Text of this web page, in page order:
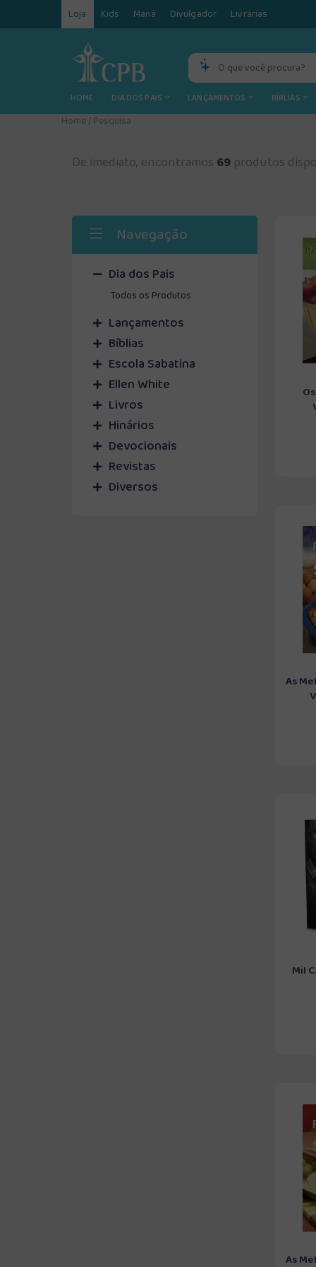
Loja Kids Maná Divulgador Livrarias
HOME DIA DOS PAIS LANÇAMENTOS BÍBLIAS
Home /Pesquisa
De imediato, encontramos 69 produtos
Navegação
Dia dos Pais
Todos os Produtos
Lançamentos
Bíblias
Escola Sabatina
Ellen White
Livros
Hinários
Devocionais
Revistas
Diversos
As
Mil
As